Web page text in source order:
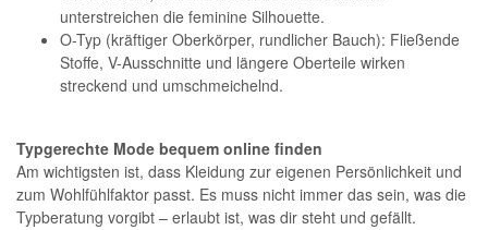
unterstreichen die feminine Silhouette.
O-Typ (kräftiger Oberkörper, rundlicher Bauch): Fließende
Stoffe, V-Ausschnitte und längere Oberteile wirken
streckend und umschmeichelnd.
Typgerechte Mode bequem online finden
Am wichtigsten ist, dass Kleidung zur eigenen Persönlichkeit und
zum Wohlfühlfaktor passt. Es muss nicht immer das sein, was die
Typberatung vorgibt – erlaubt ist, was dir steht und gefällt.